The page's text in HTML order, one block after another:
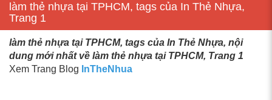
làm thẻ nhựa tại TPHCM, tags của In Thẻ Nhựa,
Trang 1
làm thẻ nhựa tại TPHCM, tags của In Thẻ Nhựa, nội
dung mới nhất về làm thẻ nhựa tại TPHCM, Trang 1
Xem Trang Blog InTheNhua